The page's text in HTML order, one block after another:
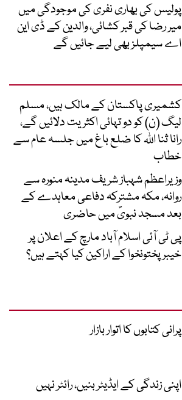
پولیس کی بھاری نفری کی موجودگی میں
میر رضا کی قبر کشائی، والدین کے ڈی این
اے سیمپلز بھی لیے جائیں گے
کشمیری پاکستان کے مالک ہیں، مسلم
لیگ (ن) کو دو تہائی اکثریت دلائیں گے،
رانا ثنا اللہ کا ضلع باغ میں جلسہ عام سے
خطاب
وزیراعظم شہباز شریف مدینہ منورہ سے
روانہ، مکہ مشترکہ دفاعی معاہدے کے
بعد مسجد نبویؐ میں حاضری
پی ٹی آئی اسلام آباد مارچ کے اعلان پر
خیبر پختونخوا کے اراکین کیا کہتے ہیں؟
پرانی کتابوں کا اتوار بازار
اپنی زندگی کے ایڈیٹر بنیں، رائٹر نہیں